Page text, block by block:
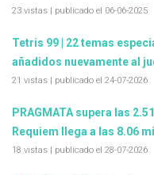
23 vistas publicado el 06-06-2025
Tetris 99 | 22 temas
añadidos nuevamente al
21 vistas publicado el 24-07-2026
PRAGMATA supera las
Requiem llega a las 8.06
18 vistas publicado el 28-07-2026